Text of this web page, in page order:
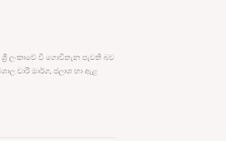
ලංකාවේ වී ගොවිතැන පැවති බව
වාරි මාර්ග, ජලාශ හා ඇළ